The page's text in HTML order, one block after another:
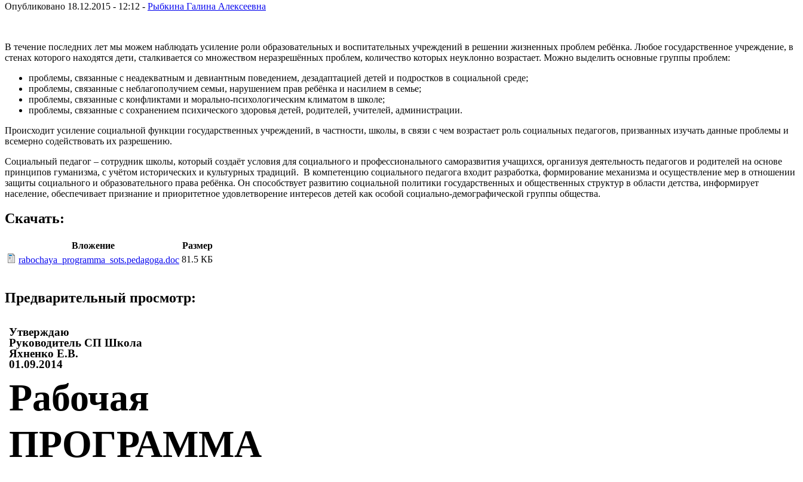
Опубликовано 18.12.2015 - 12:12 - Рыбкина Галина Алексеевна
В течение последних лет мы можем наблюдать усиление роли образовательных и воспитательных учреждений в решении жизненных проблем ребёнка. Любое государственное учреждение, в
стенах которого находятся дети, сталкивается со множеством неразрешённых проблем, количество которых неуклонно возрастает. Можно выделить основные группы проблем:
проблемы, связанные с неадекватным и девиантным поведением, дезадаптацией детей и подростков в социальной среде;
проблемы, связанные с неблагополучием семьи, нарушением прав ребёнка и насилием в семье;
проблемы, связанные с конфликтами и морально-психологическим климатом в школе;
проблемы, связанные с сохранением психического здоровья детей, родителей, учителей, администрации.
Происходит усиление социальной функции государственных учреждений, в частности, школы, в связи с чем возрастает роль социальных педагогов, призванных изучать данные проблемы и
всемерно содействовать их разрешению.
Социальный педагог – сотрудник школы, который создаёт условия для социального и профессионального саморазвития учащихся, организуя деятельность педагогов и родителей на основе
принципов гуманизма, с учётом исторических и культурных традиций. В компетенцию социального педагога входит разработка, формирование механизма и осуществление мер в отношении
защиты социального и образовательного права ребёнка. Он способствует развитию социальной политики государственных и общественных структур в области детства, информирует
население, обеспечивает признание и приоритетное удовлетворение интересов детей как особой социально-демографической группы общества.
Скачать:
Вложение
Размер
rabochaya_programma_sots.pedagoga.doc 81.5 КБ
Предварительный просмотр:
Утверждаю
Руководитель СП Школа
Яхненко Е.В.
01.09.2014
Рабочая
ПРОГРАММА